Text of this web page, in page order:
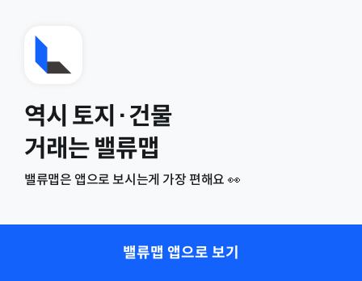
역시 토지·건물
거래는 밸류맵
밸류맵은 앱으로 보시는게 가장 편해요 👀
밸류맵 앱으로 보기